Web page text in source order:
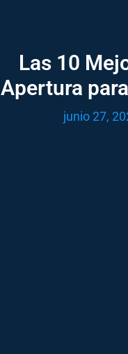
Las 10
Apertura
junio 27,